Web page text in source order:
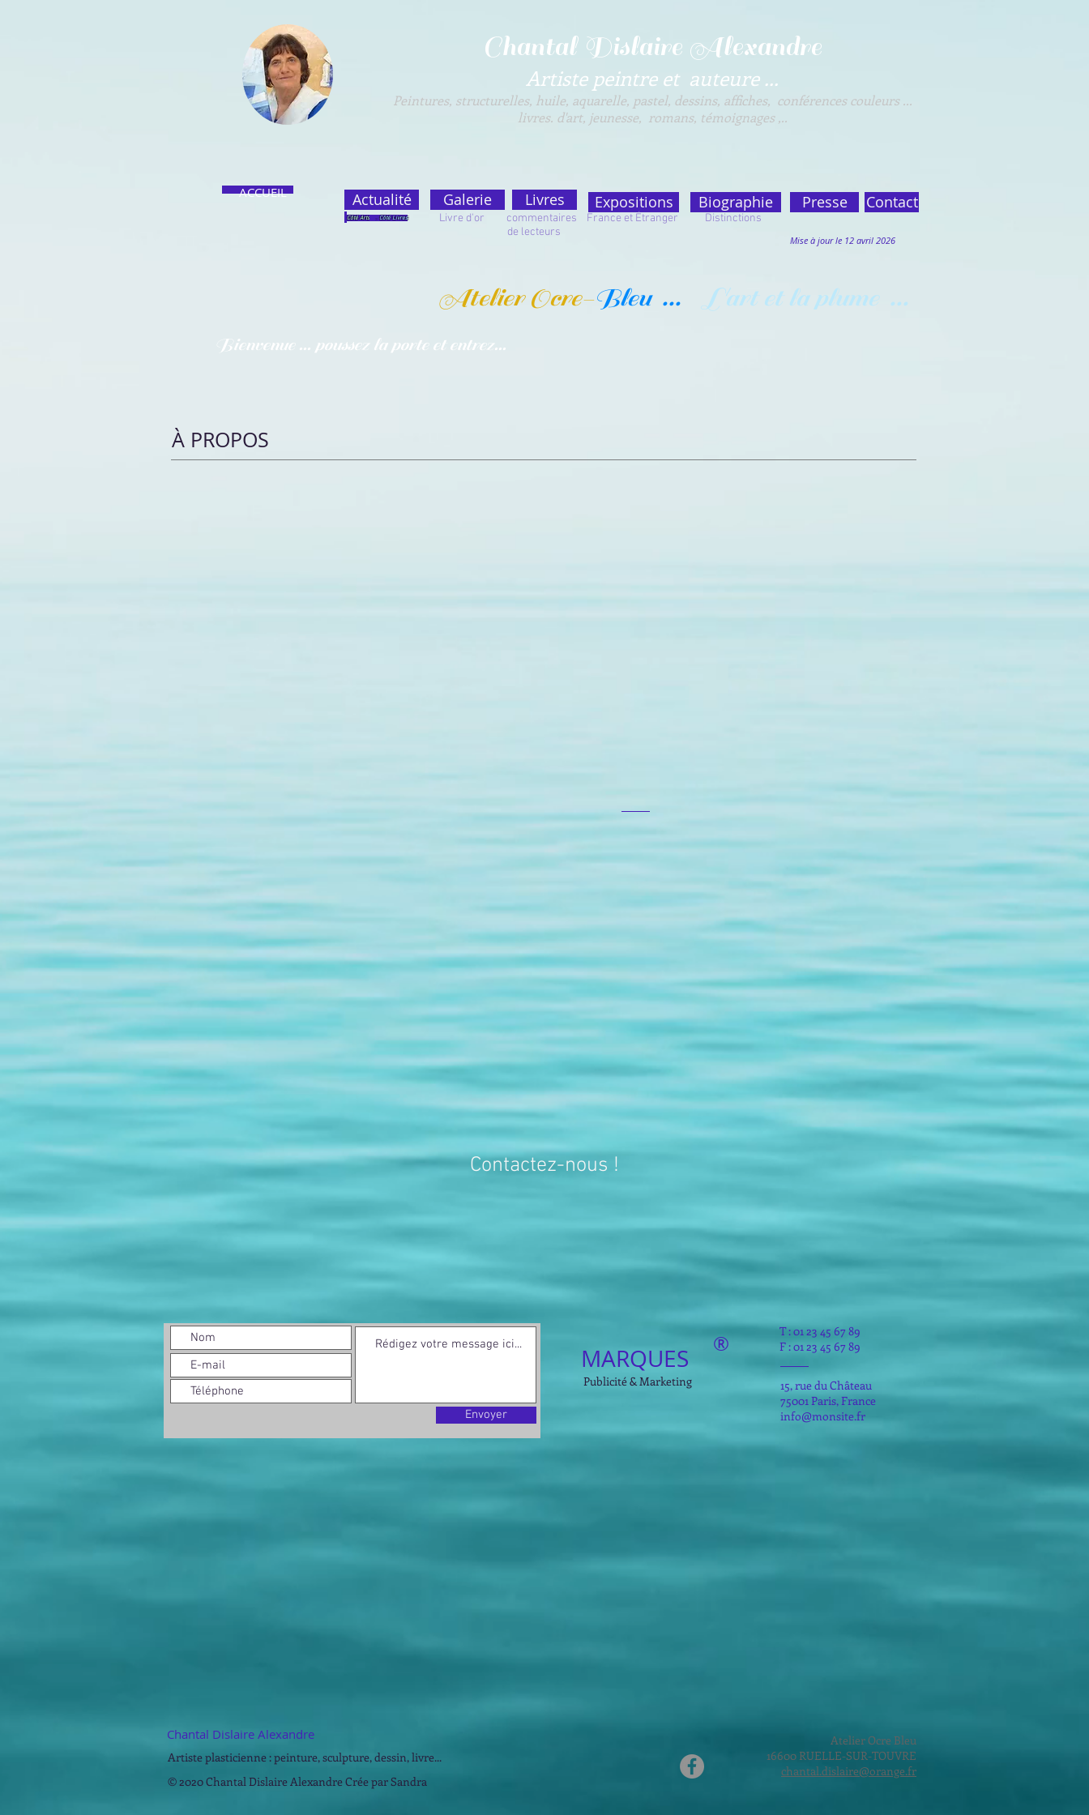
Chantal Dislaire Alexandre
Artiste peintre et auteure ...
Peintures, structurelles, huile, aquarelle, pastel, dessins, affiches, conférences couleurs ...
livres. d'art, jeunesse, romans, témoignages ,..
ACCUEIL Actualité Galerie Livres Expositions Biographie Presse Contact
Côté Arts . Côté Livres
Livre d'or commentaires France et Étranger Distinctions
de lecteurs
Mise à jour le 12 avril 2026
Atelier Ocre-Bleu ... L'art et la plume ...
Bienvenue ... poussez la porte et entrez...
À PROPOS
Contactez-nous !
Envoyer
MARQUES
Publicité & Marketing
®
T : 01 23 45 67 89
F : 01 23 45 67 89
15, rue du Château
75001 Paris, France
info@monsite.fr
Chantal Dislaire Alexandre
Artiste plasticienne : peinture, sculpture, dessin, livre...
© 2020 Chantal Dislaire Alexandre Crée par Sandra
Atelier Ocre Bleu
16600 RUELLE-SUR-TOUVRE
chantal.dislaire@orange.fr